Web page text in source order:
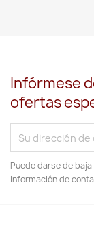
Infórmese
ofertas
Puede darse de
información de